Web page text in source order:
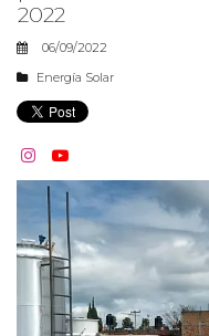
2022
06/09/2022
Energía Solar
 